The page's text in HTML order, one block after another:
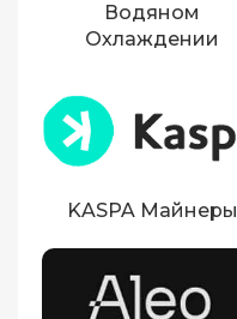
Водяном
Охлаждении
KASPA Майнеры